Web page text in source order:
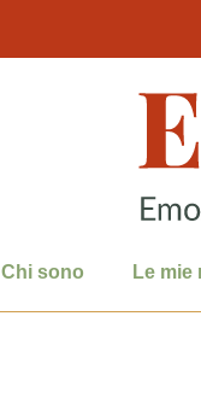
Chi sono Le mie